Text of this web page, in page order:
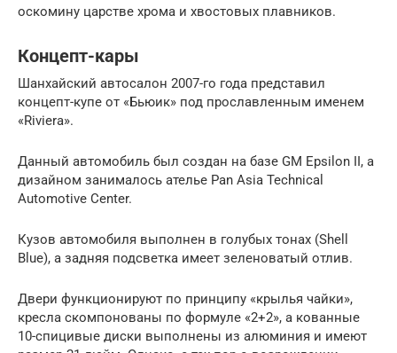
оскомину царстве хрома и хвостовых плавников.
Концепт-кары
Шанхайский автосалон 2007-го года представил
концепт-купе от «Бьюик» под прославленным именем
«Riviera».
Данный автомобиль был создан на базе GM Epsilon II, а
дизайном занималось ателье Pan Asia Technical
Automotive Center.
Кузов автомобиля выполнен в голубых тонах (Shell
Blue), а задняя подсветка имеет зеленоватый отлив.
Двери функционируют по принципу «крылья чайки»,
кресла скомпонованы по формуле «2+2», а кованные
10-спицивые диски выполнены из алюминия и имеют